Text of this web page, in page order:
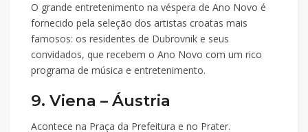
O grande entretenimento na véspera de Ano Novo é
fornecido pela seleção dos artistas croatas mais
famosos: os residentes de Dubrovnik e seus
convidados, que recebem o Ano Novo com um rico
programa de música e entretenimento.
9. Viena – Áustria
Acontece na Praça da Prefeitura e no Prater.